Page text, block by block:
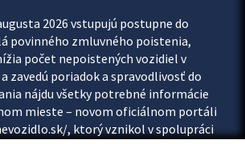
2026 vstupujú postupne do
povinného zmluvného poistenia,
počet nepoistených vozidiel v
zavedú poriadok a spravodlivosť do
nájdu všetky potrebné informácie
mieste – novom oficiálnom portáli
, ktorý vznikol v spolupráci